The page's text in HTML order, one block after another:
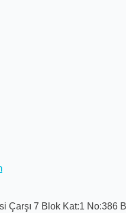
Çarşı 7 Blok Kat:1 No:386